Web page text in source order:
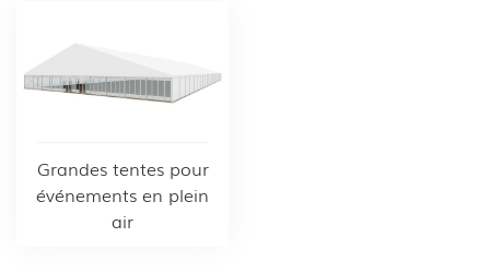
Grandes tentes pour
événements en plein
air